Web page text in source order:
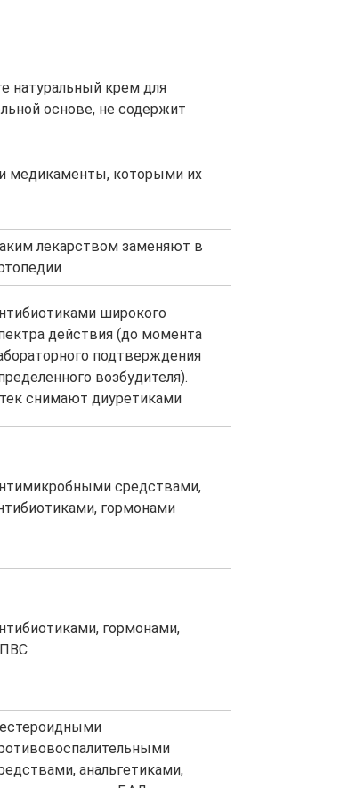
натуральный крем для
основе, не содержит
медикаменты, которыми их
лекарством заменяют в
широкого
действия (до момента
подтверждения
возбудителя).
снимают диуретиками
средствами,
гормонами
гормонами,
анальгетиками,